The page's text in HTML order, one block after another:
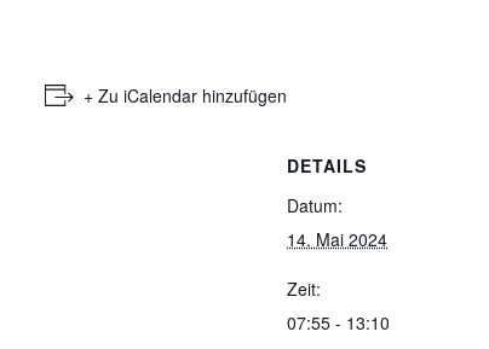
+ Zu iCalendar hinzufügen
DETAILS
Datum:
14. Mai 2024
Zeit:
07:55 - 13:10